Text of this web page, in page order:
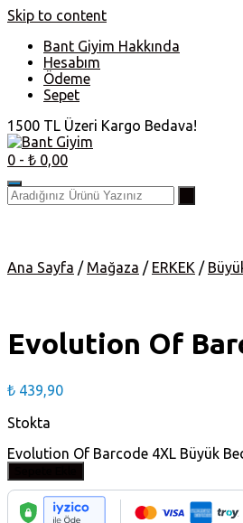
Skip to content
Bant Giyim Hakkında
Hesabım
Ödeme
Sepet
1500 TL Üzeri Kargo Bedava!
0 - ₺ 0,00
Ana Sayfa / Mağaza / ERKEK /
Evolution Of
₺ 439,90
Stokta
Evolution Of Barcode 4XL Büyük